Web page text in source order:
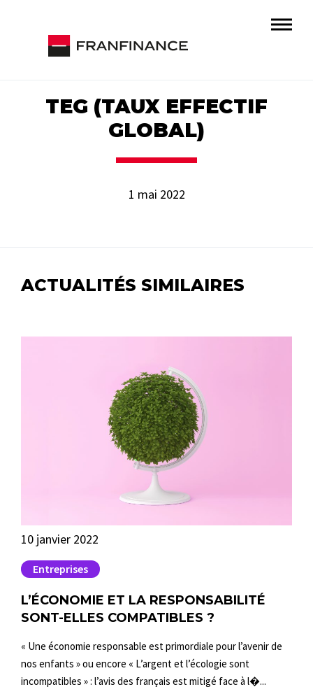
TEG (TAUX EFFECTIF
GLOBAL)
1 mai 2022
ACTUALITÉS SIMILAIRES
10 janvier 2022
Entreprises
L’ÉCONOMIE ET LA RESPONSABILITÉ
SONT-ELLES COMPATIBLES ?
« Une économie responsable est primordiale pour l’avenir de
nos enfants » ou encore « L’argent et l’écologie sont
incompatibles » : l’avis des français est mitigé face à l�...